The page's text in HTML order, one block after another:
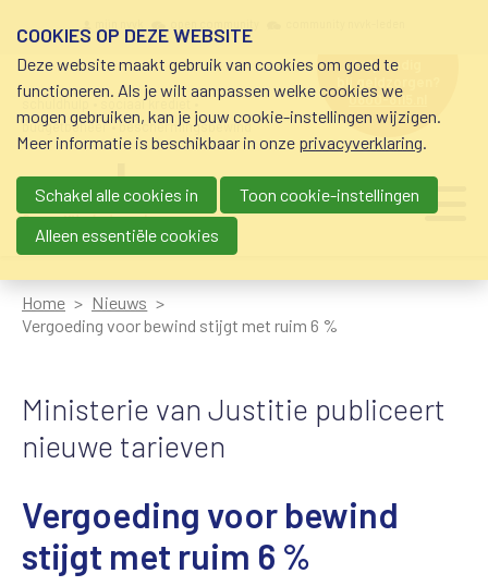
schuldhulp • sociaal krediet •
budgetbeheer • beschermingsbewind
hulp nodig
bij geldzorgen?
0800-8115.nl
Main navigation
Home
Nieuws
Vergoeding voor bewind stijgt met ruim 6 %
Ministerie van Justitie publiceert
nieuwe tarieven
Vergoeding voor bewind
stijgt met ruim 6 %
COOKIES OP DEZE WEBSITE
Deze website maakt gebruik van cookies om goed te
functioneren. Als je wilt aanpassen welke cookies we
mogen gebruiken, kan je jouw cookie-instellingen wijzigen.
Meer informatie is beschikbaar in onze privacyverklaring.
Schakel alle cookies in
Toon cookie-instellingen
Alleen essentiële cookies